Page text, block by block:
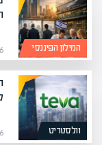
המילון הפיננסי
וולסטריט